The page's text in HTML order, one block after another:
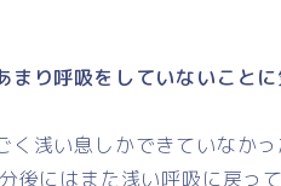
り呼吸をしていないこと
浅い息しかできていなかっ
後にはまた浅い呼吸に戻っ